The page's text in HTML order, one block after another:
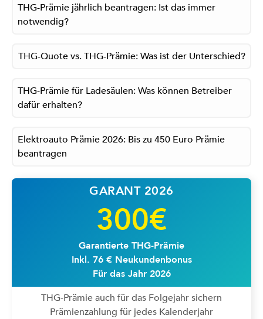
THG-Prämie jährlich beantragen: Ist das immer
notwendig?
THG-Quote vs. THG-Prämie: Was ist der Unterschied?
THG-Prämie für Ladesäulen: Was können Betreiber
dafür erhalten?
Elektroauto Prämie 2026: Bis zu 450 Euro Prämie
beantragen
GARANT 2026
300€
Garantierte THG-Prämie
Inkl. 76 € Neukundenbonus
Für das Jahr 2026
THG-Prämie auch für das Folgejahr sichern
Prämienzahlung für jedes Kalenderjahr